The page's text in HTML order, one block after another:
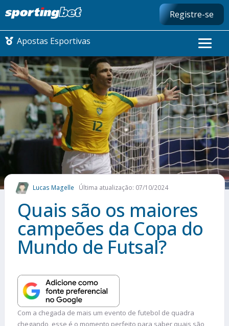
Registre-se
Apostas Esportivas
CONMEBOL LIBERTADORES
FUTEBOL NACIONAL
FUTEBOL INTERNACIONAL
COMO APOSTAR
MAIS ESPORTES
Lucas Magelle Última atualização: 07/10/2024
Quais são os maiores
campeões da Copa do
Mundo de Futsal?
Com a chegada de mais um evento de futebol de quadra
chegando, esse é o momento perfeito para saber quais são